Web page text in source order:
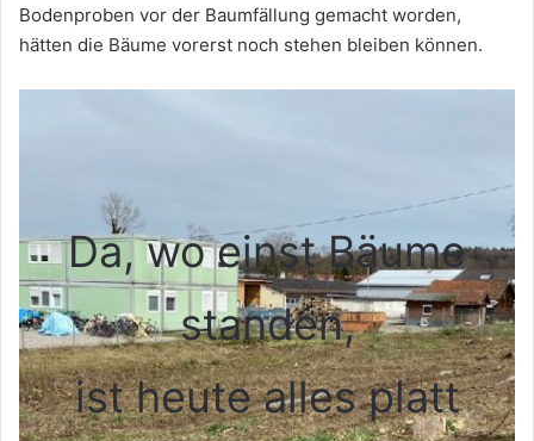
Bodenproben vor der Baumfällung gemacht worden,
hätten die Bäume vorerst noch stehen bleiben können.
Da, wo einst Bäume
standen,
ist heute alles platt